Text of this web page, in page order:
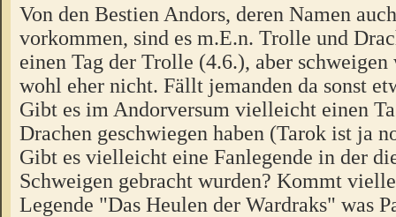
Von den Bestien Andors, deren Namen
vorkommen, sind es m.E.n. Trolle und
einen Tag der Trolle (4.6.), aber schweigen
wohl eher nicht. Fällt jemanden da sonst
Gibt es im Andorversum vielleicht einen
Drachen geschwiegen haben (Tarok ist ja
Gibt es vielleicht eine Fanlegende in der
Schweigen gebracht wurden? Kommt
Legende "Das Heulen der Wardraks" was